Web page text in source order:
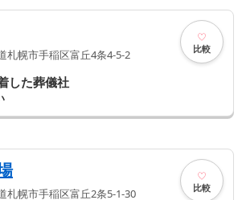
札幌市手稲区富丘4条4-5-2 比較
した葬儀社
札幌市手稲区富丘2条5-1-30 比較